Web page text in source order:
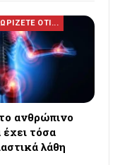
ΟΤΙ...
το ανθρώπινο
τόσα
λάθη